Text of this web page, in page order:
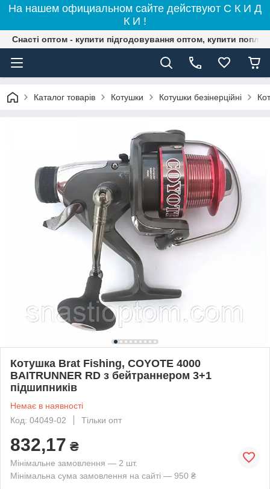
На нашем официальном сайте действуют С К И Д
К И !
Снасті оптом - купити підгодовування оптом, купити
Каталог товарів Котушки Котушки безінерційні
Котушка Brat Fishing, COYOTE 4000
BAITRUNNER RD з бейтраннером 3+1
підшипників
Немає в наявності
Код: 04049-02
Тільки опт
832,17 ₴
Мінімальне замовлення — 2 шт.
Мінімальна сума замовлення на сайті — 950 ₴